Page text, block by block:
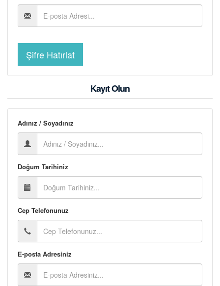
Kayıt Olun
Adınız / Soyadınız
Doğum Tarihiniz
Cep Telefonunuz
E-posta Adresiniz